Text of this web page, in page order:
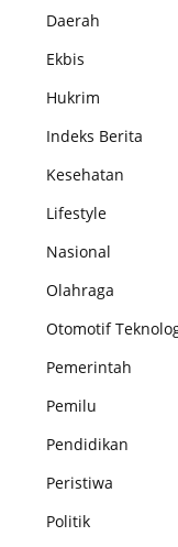
Daerah
Ekbis
Hukrim
Indeks Berita
Kesehatan
Lifestyle
Nasional
Olahraga
Otomotif
Pemerintah
Pemilu
Pendidikan
Peristiwa
Politik